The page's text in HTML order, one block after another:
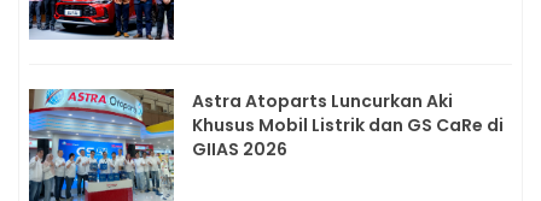
Astra Atoparts Luncurkan Aki
Khusus Mobil Listrik dan GS CaRe di
GIIAS 2026